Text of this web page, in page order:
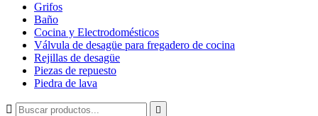
Grifos
Baño
Cocina y Electrodomésticos
Válvula de desagüe para fregadero de cocina
Rejillas de desagüe
Piezas de repuesto
Piedra de lava
 